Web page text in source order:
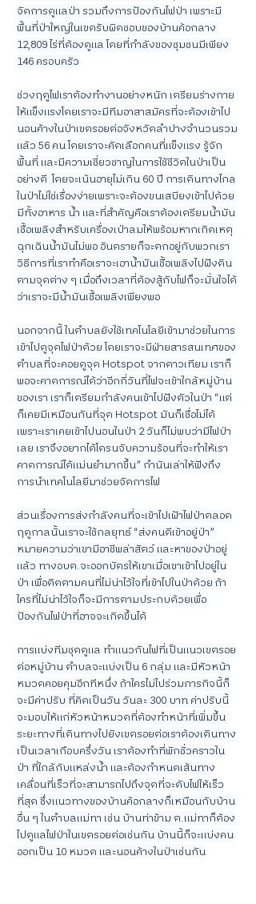
จัดการดูแลป่า รวมถึงการป้องกันไฟป่า เพราะมี
พื้นที่ป่าใหญ่ในเขตรับผิดชอบของบ้านค้อกลาง
12,809 ไร่ที่ต้องดูแล โดยที่กำลังของชุมชนมีเพียง
146 ครอบครัว
ช่วงฤดูไฟเราต้องทำงานอย่างหนัก เตรียมร่างกาย
ให้แข็งแรงโดยเราจะมีทีมอาสาสมัครที่จะต้องเข้าไป
นอนค้างในป่าเขตรอยต่อจังหวัดลำปางจำนวนรวม
แล้ว 56 คน โดยเราจะคัดเลือกคนที่แข็งแรง รู้จัก
พื้นที่ และมีความเชี่ยวชาญในการใช้ชีวิตในป่าเป็น
อย่างดี  โดยจะเน้นอายุไม่เกิน 60 ปี การเดินทางไกล
ในป่าไม่ใช่เรื่องง่ายเพราะจะต้องขนเสบียงเข้าไปด้วย
มีทั้งอาหาร น้ำ และที่สำคัญคือเราต้องเตรียมน้ำมัน
เชื้อเพลิงสำหรับเครื่องเป่าลมให้พร้อมหากเกิดเหตุ
ฉุกเฉินน้ำมันไม่พอ อันตรายก็จะตกอยู่กับพวกเรา
วิธีการที่เราทำคือเราจะเอาน้ำมันเชื้อเพลิงไปฝังดิน
ตามจุดต่าง ๆ เมื่อถึงเวลาที่ต้องสู้กับไฟก็จะมั่นใจได้
ว่าเราจะมีน้ำมันเชื้อเพลิงเพียงพอ
นอกจากนี้ ในตำบลยังใช้เทคโนโลยีเข้ามาช่วยในการ
เข้าไปดูจุดไฟป่าด้วย โดยเราจะมีฝ่ายสารสนเทศของ
ตำบลที่จะคอยดูจุด Hotspot จากดาวเทียม เราก็
พอจะคาดการณ์ได้ว่าอีกกี่วันที่ไฟจะเข้าใกล้หมู่บ้าน
ของเรา เราก็เตรียมกำลังคนเข้าไปฝังตัวในป่า “แต่
ก็เคยมีเหมือนกันที่จุด Hotspot มันก็เชื่อไม่ได้
เพราะเราเคยเข้าไปนอนในป่า 2 วันก็ไม่พบว่ามีไฟป่า
เลย เราจึงอยากได้โดรนจับความร้อนที่จะทำให้เรา
คาดการณ์ได้แม่นยำมากขึ้น” กำนันเล่าให้ฟังถึง
การนำเทคโนโลยีมาช่วยจัดการไฟ
ส่วนเรื่องการส่งกำลังคนที่จะเข้าไปเฝ้าไฟป่าตลอด
ฤดูกาลนั้นเราจะใช้กลยุทธ์ “ส่งคนดีเข้าอยู่ป่า”
หมายความว่าเขามีอาชีพล่าสัตว์ และหาของป่าอยู่
แล้ว ทางอบต.จะออกบัตรให้เขาเมื่อเขาเข้าไปอยู่ใน
ป่า เพื่อติดตามคนที่ไม่น่าไว้ใจที่เข้าไปในป่าด้วย ถ้า
ใครที่ไม่น่าไว้ใจก็จะมีการตามประกบด้วยเพื่อ
ป้องกันไฟป่าที่อาจจะเกิดขึ้นได้
การแบ่งทีมชุดดูแล ทำแนวกันไฟที่เป็นแนวเขตรอย
ต่อหมู่บ้าน ตำบลจะแบ่งเป็น 6 กลุ่ม และมีหัวหน้า
หมวดคอยคุมอีกทีหนึ่ง ถ้าใครไม่ไปร่วมภารกิจนี้ก็
จะมีค่าปรับ ที่คิดเป็นวัน วันละ 300 บาท ค่าปรับนี้
จะมอบให้แก่หัวหน้าหมวดที่ต้องทำหน้าที่เพิ่มขึ้น
ระยะทางที่เดินทางไปยังเขตรอยต่อเราต้องเดินทาง
เป็นเวลาเกือบครึ่งวัน เราต้องทำที่พักชั่วคราวใน
ป่า ที่ใกล้กับแหล่งน้ำ และต้องกำหนดเส้นทาง
เคลื่อนที่เร็วที่จะสามารถไปถึงจุดที่จะดับไฟให้เร็ว
ที่สุด ซึ่งแนวทางของบ้านค้อกลางก็เหมือนกับบ้าน
อื่น ๆ ในตำบลแม่ทา เช่น บ้านท่าข้าม ต.แม่ทาก็ต้อง
ไปดูแลไฟป่าในเขตรอยต่อเช่นกัน บ้านนี้ก็จะแบ่งคน
ออกเป็น 10 หมวด และนอนค้างในป่าเช่นกัน